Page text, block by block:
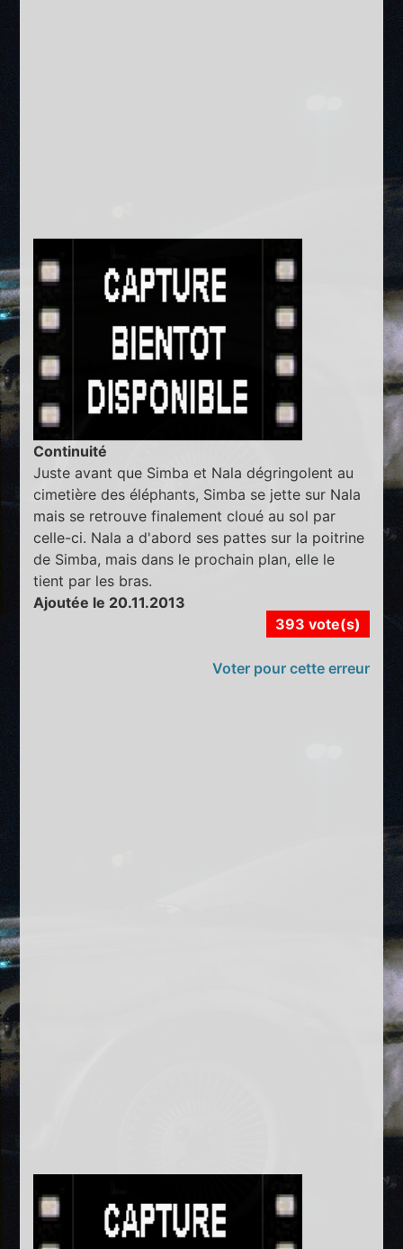
Continuité
Juste avant que Simba et Nala dégringolent au
cimetière des éléphants, Simba se jette sur Nala
mais se retrouve finalement cloué au sol par
celle-ci. Nala a d'abord ses pattes sur la poitrine
de Simba, mais dans le prochain plan, elle le
tient par les bras.
Ajoutée le 20.11.2013
393 vote(s)
Voter pour cette erreur